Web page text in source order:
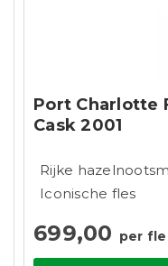
Port Charlotte
Cask 2001
Rijke
Iconische fles
699,00 per